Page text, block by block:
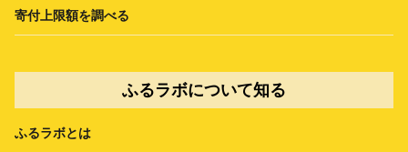
寄付上限額を調べる
ふるラボについて知る
ふるラボとは